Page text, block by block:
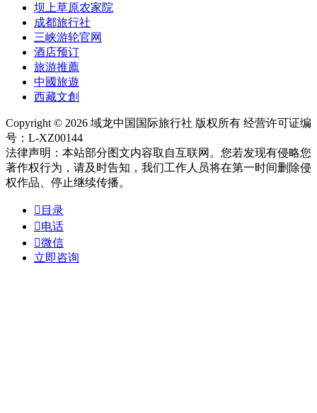
坝上草原农家院
成都旅行社
三峡游轮官网
酒店预订
旅游推薦
中國旅遊
西藏文創
Copyright © 2026 域龙中国国际旅行社 版权所有 经营许可证编
号：L-XZ00144
法律声明：本站部分图文内容取自互联网。您若发现有侵略您
著作权行为，请及时告知，我们工作人员将在第一时间删除侵
权作品、停止继续传播。
 目录
电话
微信
立即咨询